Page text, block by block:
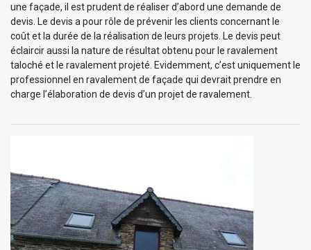
une façade, il est prudent de réaliser d’abord une demande de
devis. Le devis a pour rôle de prévenir les clients concernant le
coût et la durée de la réalisation de leurs projets. Le devis peut
éclaircir aussi la nature de résultat obtenu pour le ravalement
taloché et le ravalement projeté. Evidemment, c’est uniquement le
professionnel en ravalement de façade qui devrait prendre en
charge l’élaboration de devis d’un projet de ravalement.